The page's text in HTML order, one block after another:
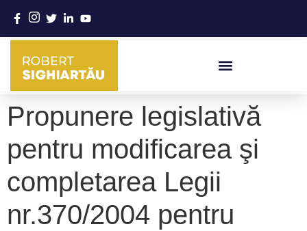
Propunere legislativă
pentru modificarea şi
completarea Legii
nr.370/2004 pentru